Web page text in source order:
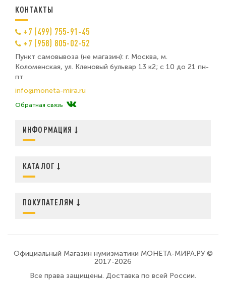
КОНТАКТЫ
+7 (499) 755-91-45
+7 (958) 805-02-52
Пункт самовывоза (не магазин): г. Москва, м.
Коломенская, ул. Кленовый бульвар 13 к2; с 10 до 21 пн-
пт
info@moneta-mira.ru
Обратная связь
ИНФОРМАЦИЯ
КАТАЛОГ
ПОКУПАТЕЛЯМ
Официальный Магазин нумизматики МОНЕТА-МИРА.РУ ©
2017-2026
Все права защищены. Доставка по всей России.